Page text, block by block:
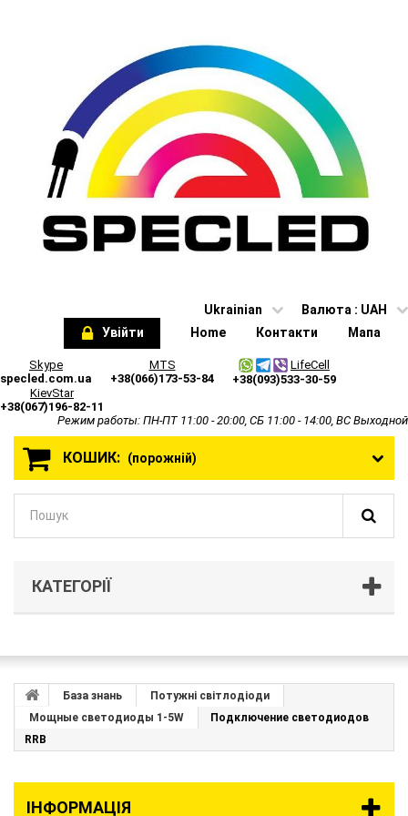
Валюта : UAH
Ukrainian
Home
Контакти Мапа
Увійти
Skype
specled.com.ua
MTS
+38(066)173-53-84
LifeCell
+38(093)533-30-59
KievStar
+38(067)196-82-11
Режим работы: ПН-ПТ 11:00 - 20:00, СБ 11:00 - 14:00, ВС Выходной
КОШИК: (порожній)
КАТЕГОРІЇ
База знань
Потужні світлодіоди
Мощные светодиоды 1-5W
Подключение светодиодов
RRB
ІНФОРМАЦІЯ